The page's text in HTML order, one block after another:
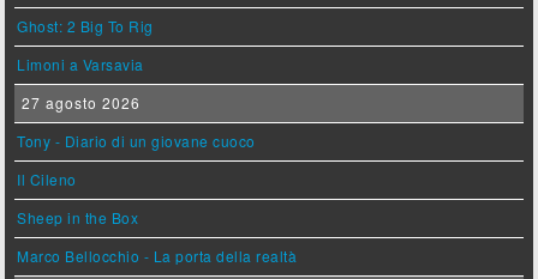
Ghost: 2 Big To Rig
Limoni a Varsavia
27 agosto 2026
Tony - Diario di un giovane cuoco
Il Cileno
Sheep in the Box
Marco Bellocchio - La porta della realtà